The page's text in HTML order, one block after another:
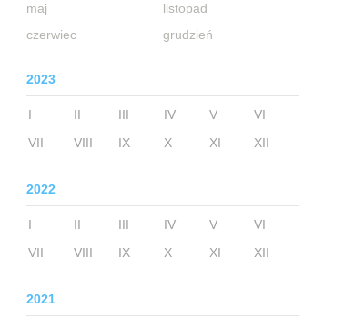
maj
czerwiec
listopad
grudzień
2023
I II III IV V
VI
VII
VIII IX X XI XII
2022
I II III IV V
VI
VII
VIII IX X XI XII
2021